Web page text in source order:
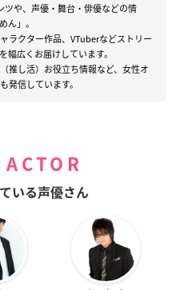
や、声優・舞台・俳優などの情
ん」。
ラクター作品、VTuberなどストリー
幅広くお届けしています。
推し活）お役立ち情報など、女性オ
発信しています。
いる声優さん